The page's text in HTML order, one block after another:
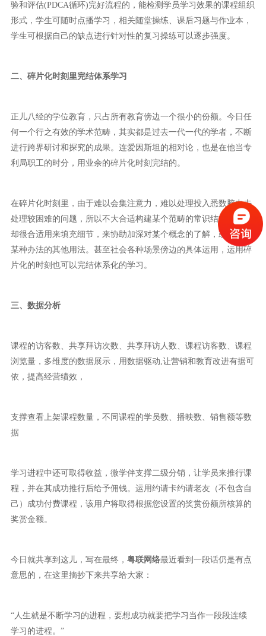
验和评估(PDCA循环)完好流程的，能检测学员学习效果的课程组织
形式，学生可随时点播学习，相关随堂操练、课后习题与作业本，
学生可根据自己的缺点进行针对性的复习操练可以逐步强度。
二、碎片化时刻里完结体系学习
正儿八经的学位教育，只占所有教育傍边一个很小的份额。今日任
何一个行之有效的学术范畴，其实都是过去一代一代的学者，不断
进行跨界研讨和探究的成果。连爱因斯坦的相对论，也是在他当专
利局职工的时分，用业余的碎片化时刻完结的。
在碎片化时刻里，由于难以会集注意力，难以处理投入悉数脑力去
处理较困难的问题，所以不大合适构建某个范畴的常识结构；但是
却很合适用来填充细节，来协助加深对某个概念的了解，或许学习
某种办法的其他用法。甚至社会各种场景傍边的具体运用，运用碎
片化的时刻也可以完结体系化的学习。
三、数据分析
课程的访客数、共享拜访次数、共享拜访人数、课程访客数、课程
浏览量，多维度的数据展示，用数据驱动,让营销和教育改进有据可
依，提高经营绩效，
支撑查看上架课程数量，不同课程的学员数、播映数、销售额等数
据
学习进程中还可取得收益，微学伴支撑二级分销，让学员来推行课
程，并在其成功推行后给予佣钱。运用约请卡约请老友（不包含自
己）成功付费课程，该用户将取得根据您设置的奖赏份额所核算的
奖赏金额。
今日就共享到这儿，写在最终，粤联网络最近看到一段话仍是有点
意思的，在这里摘抄下来共享给大家：
“人生就是不断学习的进程，要想成功就要把学习当作一段段连续
学习的进程。”